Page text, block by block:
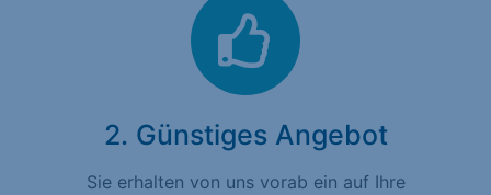
2. Günstiges Angebot
Sie erhalten von uns vorab ein auf Ihre